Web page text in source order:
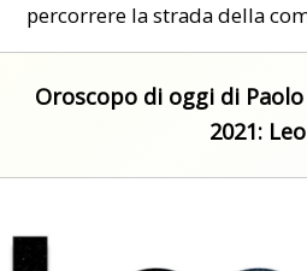
percorrere la strada della
Oroscopo di oggi di
2021: